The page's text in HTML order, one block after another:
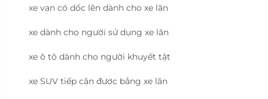
xe van có dốc lên dành cho xe lăn
xe dành cho người sử dụng xe lăn
xe ô tô dành cho người khuyết tật
xe SUV tiếp cận được bằng xe lăn